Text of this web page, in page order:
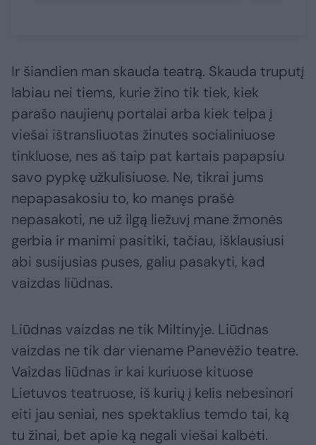
Ir šiandien man skauda teatrą. Skauda truputį
labiau nei tiems, kurie žino tik tiek, kiek
parašo naujienų portalai arba kiek telpa į
viešai ištransliuotas žinutes socialiniuose
tinkluose, nes aš taip pat kartais papapsiu
savo pypkę užkulisiuose. Ne, tikrai jums
nepapasakosiu to, ko manęs prašė
nepasakoti, ne už ilgą liežuvį mane žmonės
gerbia ir manimi pasitiki, tačiau, išklausiusi
abi susijusias puses, galiu pasakyti, kad
vaizdas liūdnas.
Liūdnas vaizdas ne tik Miltinyje. Liūdnas
vaizdas ne tik dar viename Panevėžio teatre.
Vaizdas liūdnas ir kai kuriuose kituose
Lietuvos teatruose, iš kurių į kelis nebesinori
eiti jau seniai, nes spektaklius temdo tai, ką
tu žinai, bet apie ką negali viešai kalbėti.